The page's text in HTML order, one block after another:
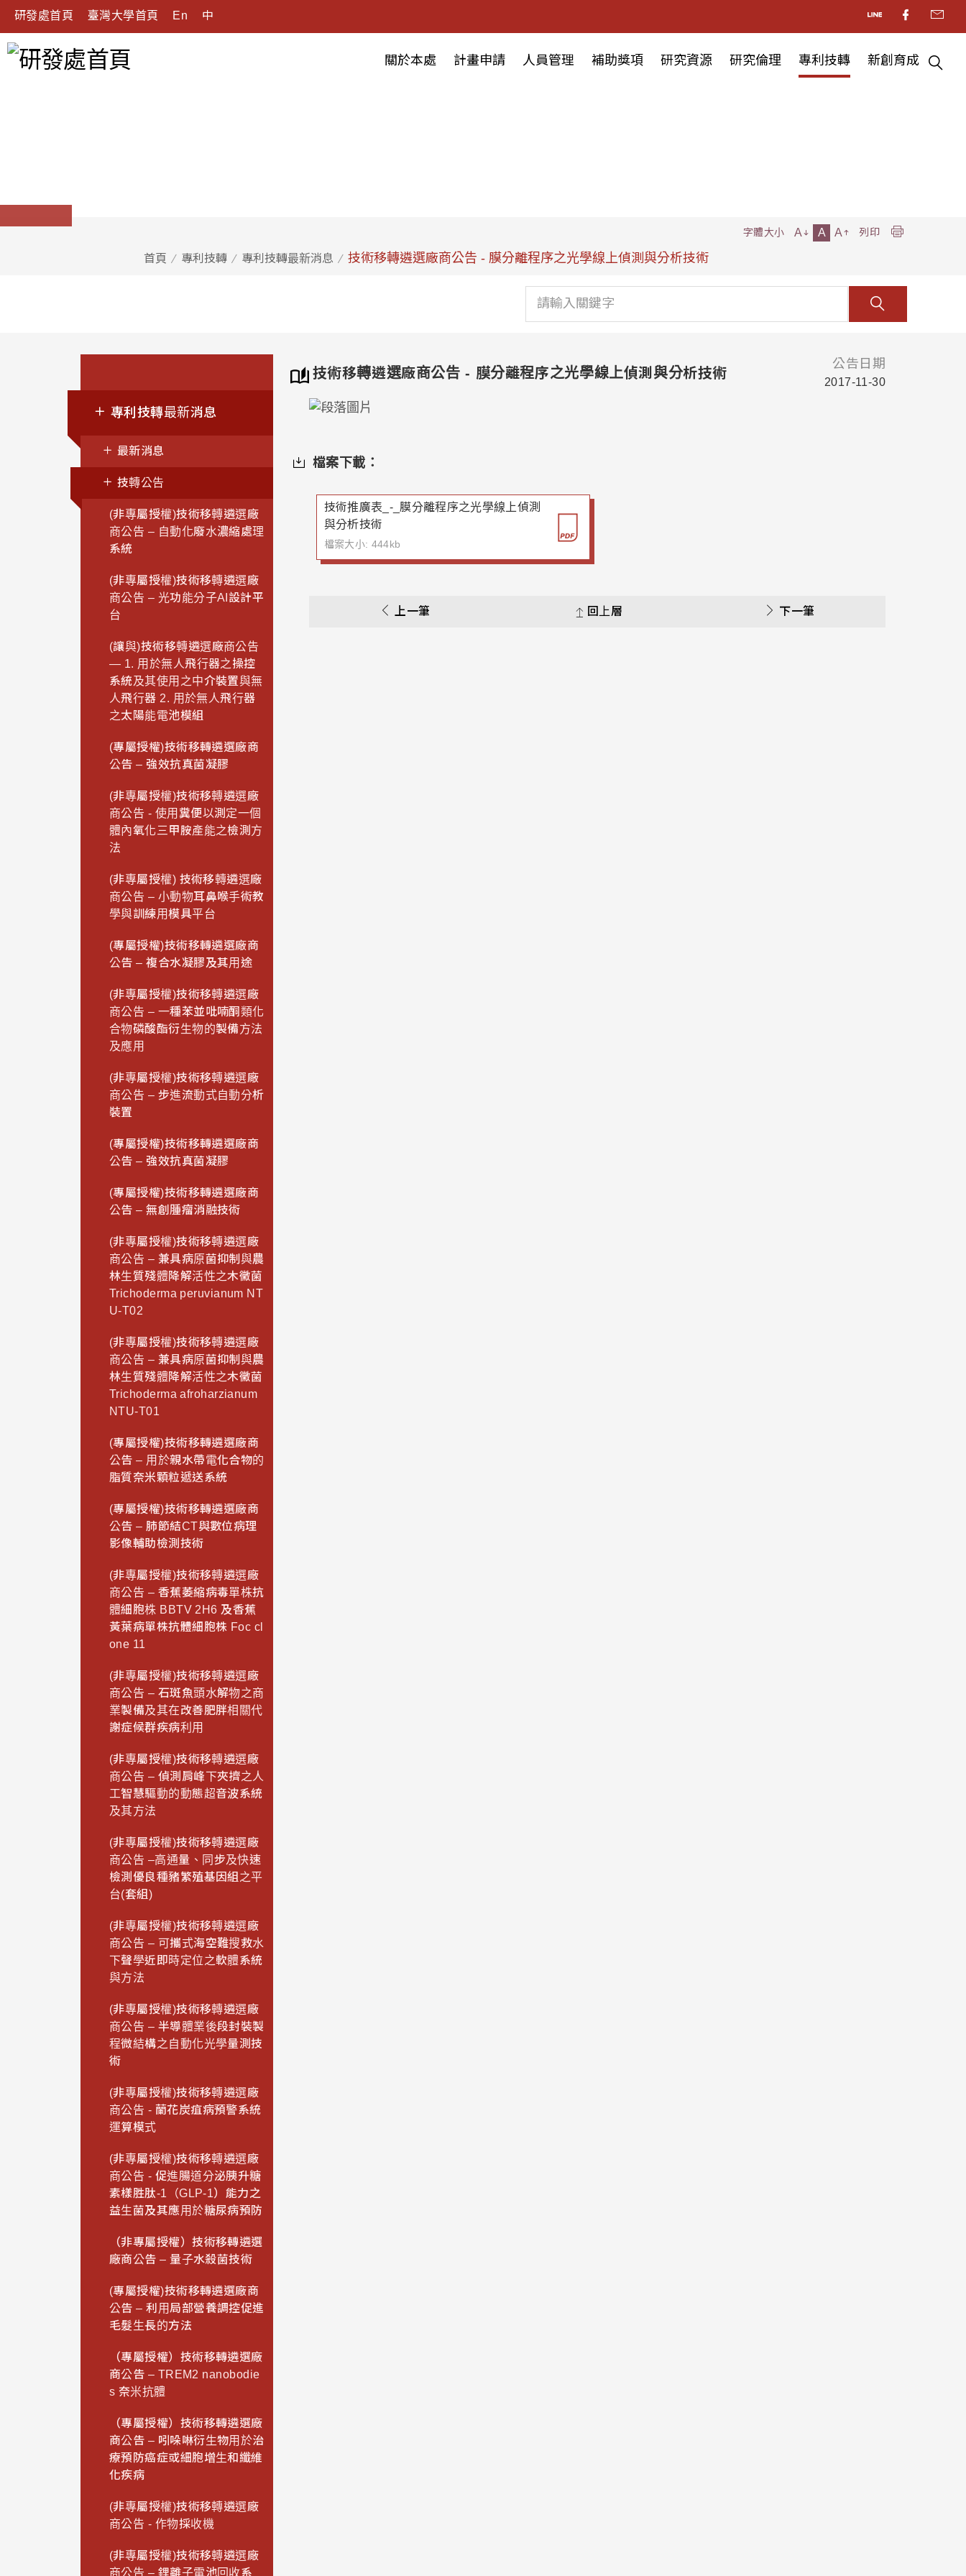
研發處首頁 臺灣大學首頁 En 中
關於本處 計畫申請 人員管理 補助獎項 研究資源 研究倫理 專利技轉 新創育成
首頁 專利技轉 專利技轉最新消息 技術移轉遴選廠商公告 - 膜分離程序之光學線上偵測與分析技術
字體大小 A A A 列印
專利技轉最新消息
最新消息
技轉公告
(非專屬授權)技術移轉遴選廠
商公告 – 自動化廢水濃縮處理
系統
(非專屬授權)技術移轉遴選廠
商公告 – 光功能分子AI設計平
台
(讓與)技術移轉遴選廠商公告
— 1. 用於無人飛行器之操控
系統及其使用之中介裝置與無
人飛行器 2. 用於無人飛行器
之太陽能電池模組
(專屬授權)技術移轉遴選廠商
公告 – 強效抗真菌凝膠
(非專屬授權)技術移轉遴選廠
商公告 - 使用糞便以測定一個
體內氧化三甲胺產能之檢測方
法
(非專屬授權) 技術移轉遴選廠
商公告 – 小動物耳鼻喉手術教
學與訓練用模具平台
(專屬授權)技術移轉遴選廠商
公告 – 複合水凝膠及其用途
(非專屬授權)技術移轉遴選廠
商公告 – 一種苯並吡喃酮類化
合物磷酸酯衍生物的製備方法
及應用
(非專屬授權)技術移轉遴選廠
商公告 – 步進流動式自動分析
裝置
(專屬授權)技術移轉遴選廠商
公告 – 強效抗真菌凝膠
(專屬授權)技術移轉遴選廠商
公告 – 無創腫瘤消融技術
(非專屬授權)技術移轉遴選廠
商公告 – 兼具病原菌抑制與農
林生質殘體降解活性之木黴菌
Trichoderma peruvianum NT
U-T02
(非專屬授權)技術移轉遴選廠
商公告 – 兼具病原菌抑制與農
林生質殘體降解活性之木黴菌
Trichoderma afroharzianum
NTU-T01
(專屬授權)技術移轉遴選廠商
公告 – 用於親水帶電化合物的
脂質奈米顆粒遞送系統
(專屬授權)技術移轉遴選廠商
公告 – 肺節結CT與數位病理
影像輔助檢測技術
(非專屬授權)技術移轉遴選廠
商公告 – 香蕉萎縮病毒單株抗
體細胞株 BBTV 2H6 及香蕉
黃葉病單株抗體細胞株 Foc cl
one 11
(非專屬授權)技術移轉遴選廠
商公告 – 石斑魚頭水解物之商
業製備及其在改善肥胖相關代
謝症候群疾病利用
(非專屬授權)技術移轉遴選廠
商公告 – 偵測肩峰下夾擠之人
工智慧驅動的動態超音波系統
及其方法
(非專屬授權)技術移轉遴選廠
商公告 –高通量、同步及快速
檢測優良種豬繁殖基因組之平
台(套組)
(非專屬授權)技術移轉遴選廠
商公告 – 可攜式海空難搜救水
下聲學近即時定位之軟體系統
與方法
(非專屬授權)技術移轉遴選廠
商公告 – 半導體業後段封裝製
程微結構之自動化光學量測技
術
(非專屬授權)技術移轉遴選廠
商公告 - 蘭花炭疽病預警系統
運算模式
(非專屬授權)技術移轉遴選廠
商公告 - 促進腸道分泌胰升糖
素樣胜肽-1（GLP-1）能力之
益生菌及其應用於糖尿病預防
（非專屬授權）技術移轉遴選
廠商公告 – 量子水殺菌技術
(專屬授權)技術移轉遴選廠商
公告 – 利用局部營養調控促進
毛髮生長的方法
（專屬授權）技術移轉遴選廠
商公告 – TREM2 nanobodie
s 奈米抗體
（專屬授權）技術移轉遴選廠
商公告 – 吲哚啉衍生物用於治
療預防癌症或細胞增生和纖維
化疾病
(非專屬授權)技術移轉遴選廠
商公告 - 作物採收機
(非專屬授權)技術移轉遴選廠
商公告 – 鋰離子電池回收系
技術移轉遴選廠商公告 - 膜分離程序之光學線上偵測與分析技術
公告日期
2017-11-30
檔案下載：
技術推廣表_-_膜分離程序之光學線上偵測
與分析技術
檔案大小: 444kb
上一筆 回上層 下一筆